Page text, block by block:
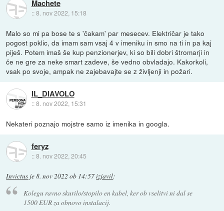
Machete
::8. nov 2022, 15:18
Malo so mi pa bose te s 'čakam' par mesecev. Električar je tako
pogost poklic, da imam sam vsaj 4 v imeniku in smo na ti in pa kaj
piješ. Potem imaš še kup penzionerjev, ki so bili dobri štromarji in
če ne gre za neke smart zadeve, še vedno obvladajo. Kakorkoli,
vsak po svoje, ampak ne zajebavajte se z življenji in požari.
IL_DIAVOLO
::8. nov 2022, 15:31
Nekateri poznajo mojstre samo iz imenika in googla.
feryz
::8. nov 2022, 20:45
Invictus je8. nov 2022 ob 14:57izjavil:
Kolegu ravno skurilo/stopilo en kabel, ker ob vselitvi ni dal se
1500 EUR za obnovo instalacij.